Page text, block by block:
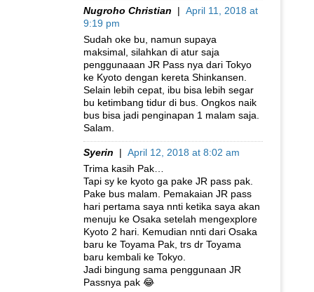
Nugroho Christian | April 11, 2018 at
9:19 pm
Sudah oke bu, namun supaya
maksimal, silahkan di atur saja
penggunaaan JR Pass nya dari Tokyo
ke Kyoto dengan kereta Shinkansen.
Selain lebih cepat, ibu bisa lebih segar
bu ketimbang tidur di bus. Ongkos naik
bus bisa jadi penginapan 1 malam saja.
Salam.
Syerin | April 12, 2018 at 8:02 am
Trima kasih Pak…
Tapi sy ke kyoto ga pake JR pass pak.
Pake bus malam. Pemakaian JR pass
hari pertama saya nnti ketika saya akan
menuju ke Osaka setelah mengexplore
Kyoto 2 hari. Kemudian nnti dari Osaka
baru ke Toyama Pak, trs dr Toyama
baru kembali ke Tokyo.
Jadi bingung sama penggunaan JR
Passnya pak 😂